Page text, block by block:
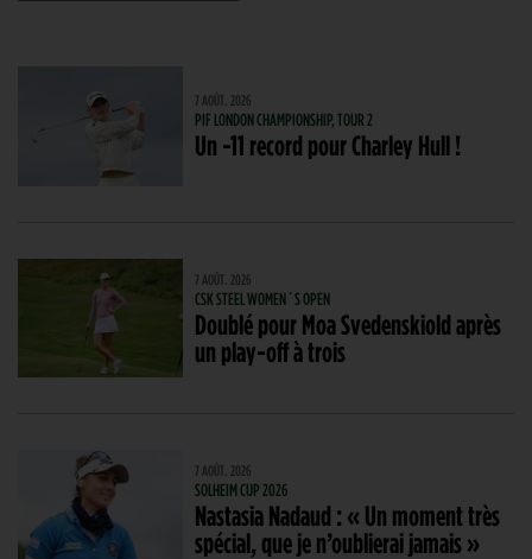
7 AOÛT. 2026
PIF LONDON CHAMPIONSHIP, TOUR 2
Un -11 record pour Charley Hull !
7 AOÛT. 2026
CSK STEEL WOMEN´S OPEN
Doublé pour Moa Svedenskiold après
un play-off à trois
7 AOÛT. 2026
SOLHEIM CUP 2026
Nastasia Nadaud : « Un moment très
spécial, que je n’oublierai jamais »